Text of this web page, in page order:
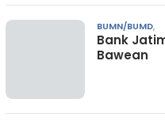
BUMN/BUMD,
Bank
Bawean